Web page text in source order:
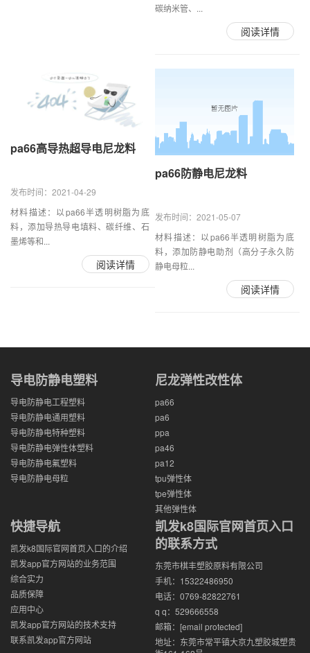
碳纳米管、...
阅读详情
pa66高导热超导电尼龙料
发布时间：2021-04-29
材料描述：以pa66半透明树脂为底
料，添加导热导电填料、碳纤维、石
墨烯等和...
阅读详情
pa66防静电尼龙料
发布时间：2021-05-07
材料描述：以pa66半透明树脂为底
料，添加防静电助剂（高分子永久防
静电母粒...
阅读详情
导电防静电塑料
导电防静电工程塑料
导电防静电通用塑料
导电防静电特种塑料
导电防静电弹性体塑料
导电防静电氟塑料
导电防静电母粒
尼龙弹性改性体
pa66
pa6
ppa
pa46
pa12
tpu弹性体
tpe弹性体
其他弹性体
快捷导航
凯发k8国际官网首页入口的介绍
凯发app官方网站的业务范围
综合实力
品质保障
应用中心
凯发app官方网站的技术支持
联系凯发app官方网站
凯发k8国际官网首页入口
的联系方式
东莞市棋丰塑胶原料有限公司
手机：15322486950
电话：0769-82822761
q q：529666558
邮箱： [email protected]
地址：东莞市常平镇大京九塑胶城塑贵